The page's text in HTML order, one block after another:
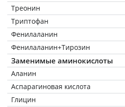
Треонин
Триптофан
Фенилаланин
Фенилаланин+Тирозин
Заменимые аминокислоты
Аланин
Аспарагиновая кислота
Глицин